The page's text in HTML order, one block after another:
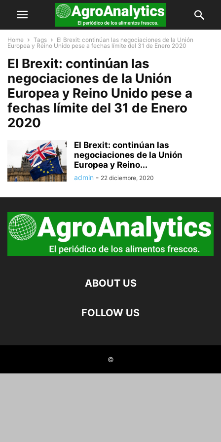
Home Tags
El Brexit: continúan las negociaciones de la Unión
Europea y Reino Unido pese a fechas límite del 31 de Enero 2020
El Brexit: continúan las
negociaciones de la Unión
Europea y Reino Unido pese a
fechas límite del 31 de Enero
2020
El Brexit: continúan las
negociaciones de la Unión
Europea y Reino...
admin - 22 diciembre, 2020
ABOUT US
FOLLOW US
©